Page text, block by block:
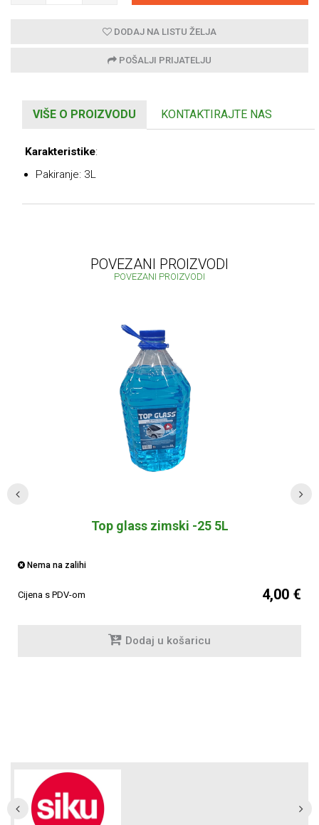
DODAJ NA LISTU ŽELJA
POŠALJI PRIJATELJU
VIŠE O PROIZVODU KONTAKTIRAJTE NAS
Karakteristike:
Pakiranje: 3L
POVEZANI PROIZVODI
POVEZANI PROIZVODI
Top glass zimski -25 5L
Nema na zalihi
Cijena s PDV-om 4,00 €
Dodaj u košaricu